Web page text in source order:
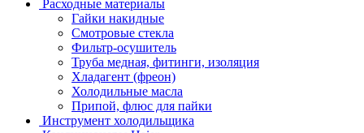
Расходные материалы
Гайки накидные
Смотровые стекла
Фильтр-осушитель
Труба медная, фитинги, изоляция
Хладагент (фреон)
Холодильные масла
Припой, флюс для пайки
Инструмент холодильщика